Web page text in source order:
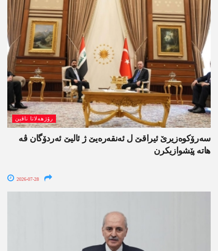
رۆژھەلاتا ناڤین
سەرۆکوەزیرێ ئیراقێ ل ئەنقەرەیێ ژ ئالیێ ئەردۆگان ڤە
ھاتە پێشوازیکرن
2026-07-28